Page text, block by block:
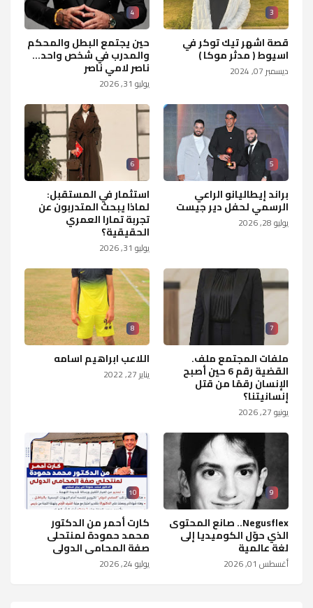
3
قصة اشهر تيك توكر في
اسيوط ( مدثر موكا )
ديسمبر 07, 2024
4
حين يجتمع البطل والمحكم
والمدرب في شخص واحد...
ناصر لامي ناصر
يوليو 31, 2026
5
براند إيطاليانو الراعي
الرسمي لحفل دير جيست
يوليو 28, 2026
6
استثمار في المستقبل:
لماذا يبحث المتدربون عن
تجربة تمارا العمري
الحقيقية؟
يوليو 31, 2026
7
ملفات المجتمع ملف.
القضية رقم 6 حين أصبح
الإنسان رقمًا من قتل
إنسانيتنا؟
يونيو 27, 2026
8
اللاعب ابراهيم اسامه
يناير 27, 2022
9
Negusflex.. صانع المحتوى
الذي حوّل الكوميديا إلى
لغة عالمية
أغسطس 01, 2026
10
كارت أحمر من الدكتور
محمد حمودة لمنتحلى
صفة المحامى الدولى
يوليو 24, 2026